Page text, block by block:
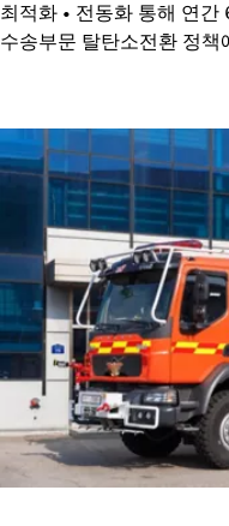
최적화 • 전동화 통해 연
수송부문 탈탄소전환 정책